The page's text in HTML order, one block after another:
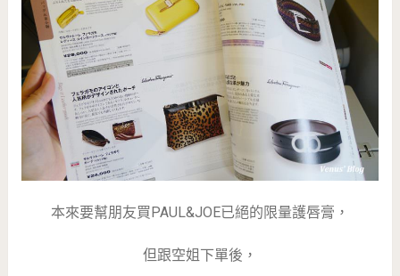
本來要幫朋友買PAUL&JOE已絕的限量護唇膏，
但跟空姐下單後，